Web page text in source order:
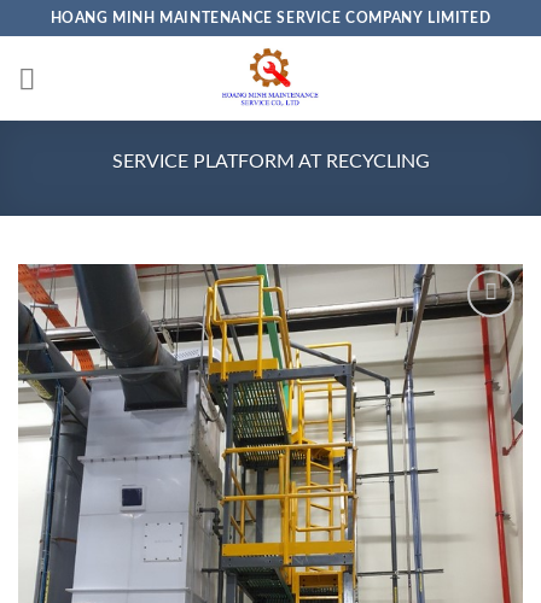
content
HOANG MINH MAINTENANCE SERVICE COMPANY LIMITED
SERVICE PLATFORM AT RECYCLING
Add to
wishlist